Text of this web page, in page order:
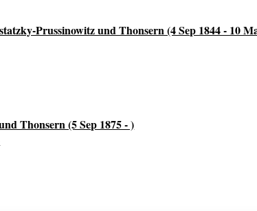
Prussinowitz und Thonsern (4 Sep 1844 - 10
Thonsern (5 Sep 1875 - )